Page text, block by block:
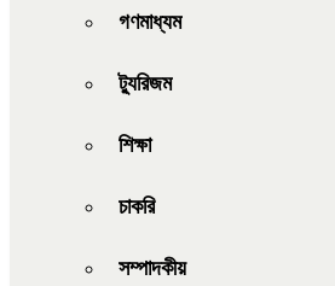
গণমাধ্যম
ট্যুরিজম
শিক্ষা
চাকরি
সম্পাদকীয়